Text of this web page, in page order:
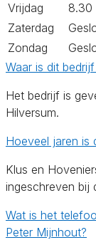
Vrijdag
8.30
Zaterdag
Zondag
Waar is dit
Het bedrijf is
Hilversum.
Hoeveel jaren is
Klus en
ingeschreven bij
Wat is het
Peter Mijnhout?